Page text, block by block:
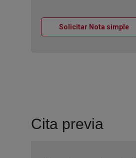
Solicitar Nota simple
Cita previa